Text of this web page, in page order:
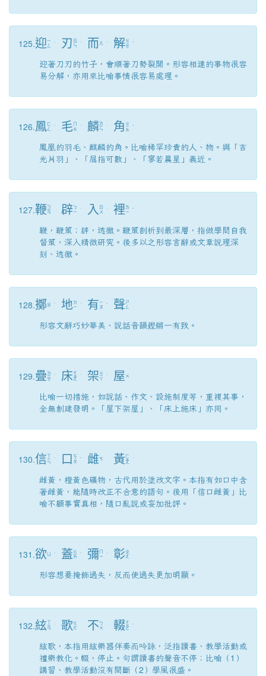
125.迎 ㄧ
ㄥ
ˊ 刃 ㄖ
ㄣ
ˋ 而 ˊ 解 ㄐ
ㄧ
ㄝ
ˇ
迎著刀刃的竹子，會順著刀勢裂開。形容相連的事物很容
易分解，亦用來比喻事情很容易處理。
126.鳳ㄈ
ㄥ
ˋ 毛 ㄠ
ˊ 麟ㄌ
ㄧ
ㄣ
ˊ 角 ㄐ
ㄧ
ㄠ
ˇ
鳳凰的羽毛、麒麟的角。比喻稀罕珍貴的人、物。與「吉
光片羽」、「屈指可數」、「寥若晨星」義近。
127.鞭 ㄅ
ㄧ
ㄢ 辟ㄅ
ㄧ
ˋ 入 ㄖ
ㄨ
ˋ 裡 ㄌ
ㄧ
ˇ
鞭，鞭策；辟，透徹。鞭策剖析到最深層，指做學問自我
督策，深入精微研究。後多以之形容言辭或文章說理深
刻、透徹。
128.擲 ㄓ ˊ 地ㄉ
ㄧ
ˋ 有 ㄧ
ㄡ
ˇ 聲 ㄕ
ㄥ
形容文辭巧妙華美、說話音韻鏗鏘一有致。
129.疊 ㄉ
ㄧ
ㄝ
ˊ 床 ㄔ
ㄨ
ㄤ
ˊ 架 ㄐ
ㄧ
ㄚ
ˋ 屋 ㄨ
比喻一切措施，如說話、作文、設施制度等，重複其事，
全無創建發明。「屋下架屋」、「床上施床」亦同。
130.信 ㄧ
ㄣ
ˋ 口
ㄎ
ㄡ
ˇ 雌ㄘ 黃 ㄏ
ㄨ
ㄤ
ˊ
雌黃，橙黃色礦物，古代用於塗改文字。本指有如口中含
著雌黃，能隨時改正不合意的語句。後用「信口雌黃」比
喻不顧事實真相，隨口亂說或妄加批評。
131.欲 ˋ 蓋 ㄍ
ㄞ
ˋ 彌 ㄧ
ˊ 彰 ㄓ
ㄤ
形容想要掩飾過失，反而使過失更加明顯。
132.絃 ㄧ
ㄢ
ˊ 歌 ㄍ
ㄜ
不 ㄅ
ㄨ
ˊ 輟 ㄔ
ㄨ
ㄛ
ˋ
絃歌，本指用絃樂器伴奏而吟詠，泛指讀書、教學活動或
禮樂教化。輟，停止。句謂讀書的聲音不停；比喻（1）
講習、教學活動沒有間斷（2）學風很盛。